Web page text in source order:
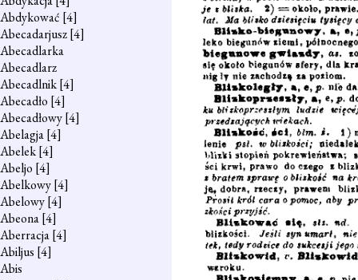
Abdykować [4]
Abecadarjusz[4]
Abecadlarka
Abecadlarz
Abecadlnik[4]
Abecadło [4]
Abecadłowy[4]
Abelagja[4]
Abelek[4]
Abeljo [4]
Abelkowy[4]
Abelowy[4]
Abeona[4]
Aberracja[4]
Abiljus [4]
Abis